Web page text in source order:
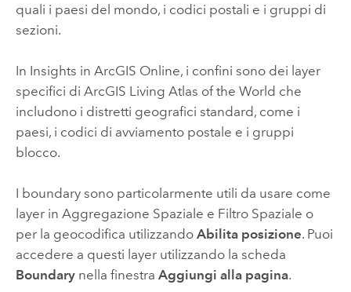
quali i paesi del mondo, i codici postali e i gruppi di
sezioni.
In Insights in ArcGIS Online, i confini sono dei layer
specifici di ArcGIS Living Atlas of the World che
includono i distretti geografici standard, come i
paesi, i codici di avviamento postale e i gruppi
blocco.
I boundary sono particolarmente utili da usare come
layer in Aggregazione Spaziale e Filtro Spaziale o
per la geocodifica utilizzando Abilita posizione. Puoi
accedere a questi layer utilizzando la scheda
Boundarynella finestra Aggiungi alla pagina.